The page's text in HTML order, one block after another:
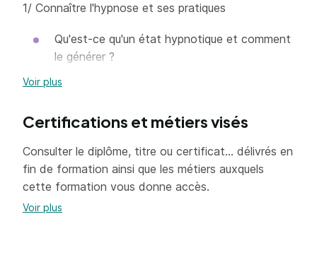
1/ Connaître l'hypnose et ses pratiques
Qu'est-ce qu'un état hypnotique et comment
le générer ?
Intégrer les présupposés de base de EMC
avec son client/patient
Expliquer le fonctionnement de l'entretien, la
déontologie de la confidentialité qui en
Voir plus
Certifications et métiers visés
Consulter le diplôme, titre ou certificat... délivrés en
fin de formation ainsi que les métiers auxquels
cette formation vous donne accès.
Voir plus